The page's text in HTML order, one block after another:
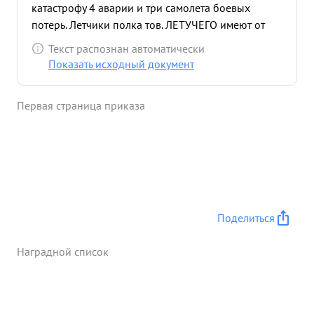
катастрофу 4 аварии и три самолета боевых
потерь. Летчики полка тов. ЛЕТУЧЕГО имеют от
40-до 70-ти боевых вылетов в сложных метео
условиях ночью. За этот период полка произв
успешную боевую работу летный состав полка тов.
"КРАСНАЯ ЗВЕЗДА" ...»
Текст распознан автоматически
Показать исходный документ
Первая страница приказа
Поделиться
Наградной список